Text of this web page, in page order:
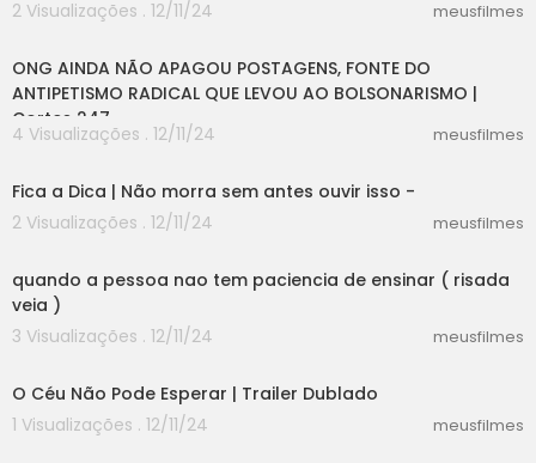
2 Visualizações . 12/11/24
meusfilmes
ONG AINDA NÃO APAGOU POSTAGENS, FONTE DO
ANTIPETISMO RADICAL QUE LEVOU AO BOLSONARISMO |
Cortes 247
4 Visualizações . 12/11/24 meusfilmes
Fica a Dica | Não morra sem antes ouvir isso -
2 Visualizações . 12/11/24
meusfilmes
quando a pessoa nao tem paciencia de ensinar ( risada
veia )
3 Visualizações . 12/11/24
meusfilmes
O Céu Não Pode Esperar | Trailer Dublado
1 Visualizações . 12/11/24
meusfilmes